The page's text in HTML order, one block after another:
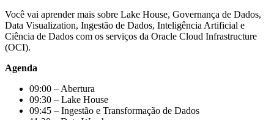
Você vai aprender mais sobre Lake House, Governança de Dados,
Data Visualization, Ingestão de Dados, Inteligência Artificial e
Ciência de Dados com os serviços da Oracle Cloud Infrastructure
(OCI).
Agenda
09:00 – Abertura
09:30 – Lake House
09:45 – Ingestão e Transformação de Dados